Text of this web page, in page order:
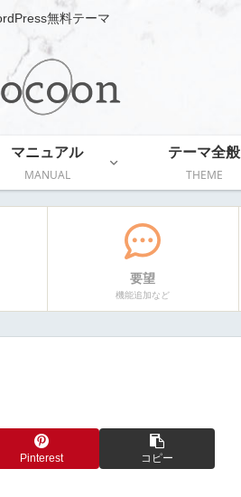
無料テーマ
マニュアル
MANUAL
テーマ全般
THEME
要望
機能追加など
Pinterest コピー